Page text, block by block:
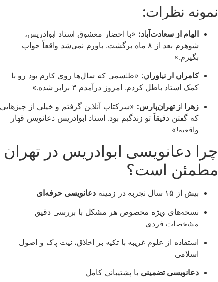
نمونه نظرات:
الهام از سعادت‌آباد: «با احضار معشوق استاد ابوادریس،
شوهرم بعد از ۸ ماه برگشت. باورم نمی‌شد واقعاً جواب
بگیرم.»
کامران از نیاوران: «طلسمی که سال‌ها روی کارم بود رو با
کمک استاد باطل کردم. امروز درآمدم ۳ برابر شده.»
زهرا از تهران‌پارس: «سرکتاب آنلاین گرفتم و خیلی از چیزهایی
که گفتن دقیقاً تو زندگیم بود. استاد ابوادریس دعانویس قهار
واقعیه!»
چرا دعانویسی ابوادریس در تهران
مطمئن است؟
بیش از ۱۵ سال تجربه در زمینه
دعانویسی حرفه‌ای
نسخه‌های ویژه مخصوص هر مشکل با بررسی دقیق
مشخصات فردی
استفاده از علوم غریبه با تکیه بر اخلاق، نیت پاک و اصول
اسلامی
دعانویسی تضمینی با پشتیبانی کامل